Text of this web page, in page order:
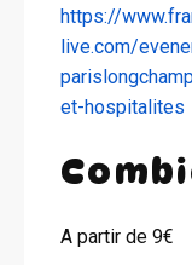
https://
live.com/
et-hospitalites
A partir de 9€